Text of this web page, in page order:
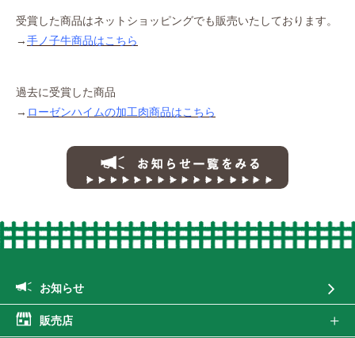
受賞した商品はネットショッピングでも販売いたしております。
→手ノ子牛商品はこちら
過去に受賞した商品
→ ローゼンハイムの加工肉商品はこちら
お知らせ
販売店